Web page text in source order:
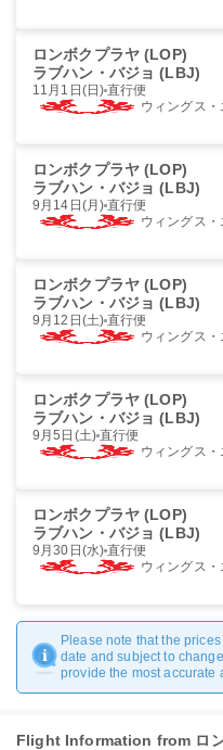
ロンボクプラヤ (LOP)
ラブハン・バジョ (LBJ)
11月1日(日) 直行便
ウィングス・
ロンボクプラヤ (LOP)
ラブハン・バジョ (LBJ)
9月14日(月) 直行便
ウィングス・
ロンボクプラヤ (LOP)
ラブハン・バジョ (LBJ)
9月12日(土) 直行便
ウィングス・
ロンボクプラヤ (LOP)
ラブハン・バジョ (LBJ)
9月5日(土) 直行便
ウィングス・
ロンボクプラヤ (LOP)
ラブハン・バジョ (LBJ)
9月30日(水) 直行便
ウィングス・
Please note that the
date and subject to
provide the most accurate
Flight Information from ロン